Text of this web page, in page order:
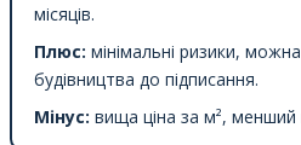
місяців.
Плюс: мінімальні ризики,
будівництва до підписання.
Мінус: вища ціна за м², менший